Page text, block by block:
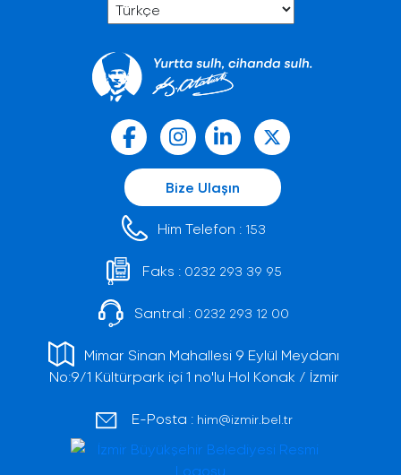
Bize Ulaşın
Him Telefon : 153
Faks : 0232 293 39 95
Santral : 0232 293 12 00
Mimar Sinan Mahallesi 9 Eylül Meydanı
No:9/1 Kültürpark içi 1 no'lu Hol Konak / İzmir
E-Posta : him@izmir.bel.tr